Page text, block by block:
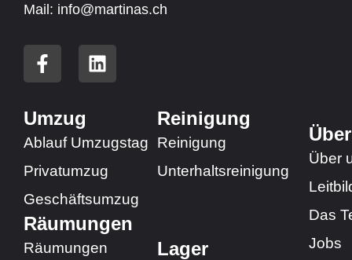
Mail: info@martinas.ch
F
a
e
b
o
o
-
f
L
i
d
i
n
Umzug
Ablauf Umzugstag
Privatumzug
Geschäftsumzug​
Räumungen​
Räumungen​
Reinigung
Reinigung
Unterhaltsreinigung
Lager
Über
Das
Jobs